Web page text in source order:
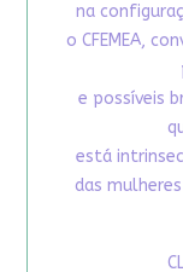
na
o CFEMEA,
e possíveis
está
das